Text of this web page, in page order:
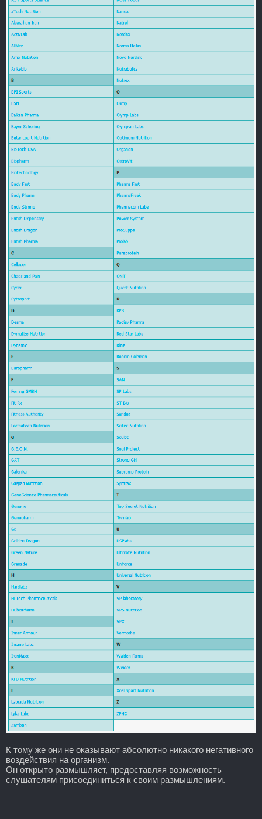
К тому же они не оказывают абсолютно никакого негативного
воздействия на организм.
Он открыто размышляет, предоставляя возможность
слушателям присоединиться к своим размышлениям.